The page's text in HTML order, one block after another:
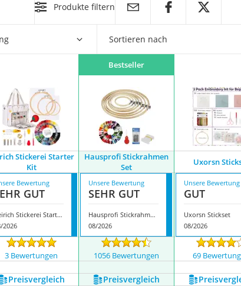
Produkte filtern
Sortieren nach
Bestseller
Stickerei Starter
Kit
Hausprofi Stickrahmen
Set
Uxorsn
Bewertung
GUT
Peirich Stickerei Starter Kit
2026
Unsere Bewertung
SEHR GUT
Hausprofi Stickrahmen Set
08/2026
Unsere Bewertung
GUT
Uxorsn Stickset
08/2026
3 Bewertungen 1056 Bewertungen 69
Preis­vergleich Preis­vergleich